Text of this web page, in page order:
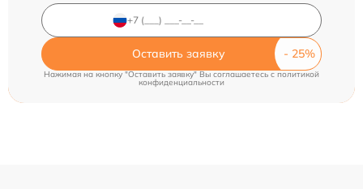
Оставить заявку
Нажимая на кнопку "Оставить заявку" Вы соглашаетесь cполитикой
конфиденциальности